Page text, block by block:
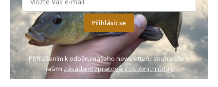
Přihlásit se
Přihlášením k odběru našeho newsletteru souhlasíte s
našimi zásadami zpracování osobních údajů